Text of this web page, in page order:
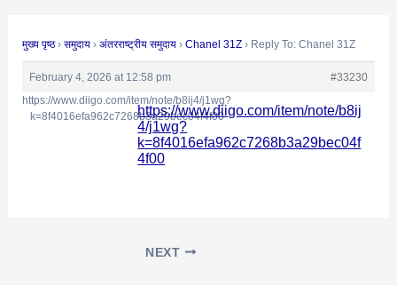
मुख्य पृष्ठ › समुदाय › अंतरराष्ट्रीय समुदाय › Chanel 31Z › Reply To: Chanel 31Z
February 4, 2026 at 12:58 pm
#33230
https://www.diigo.com/item/note/b8ij4/j1wg?
k=8f4016efa962c7268b3a29bec04f4f00https://www.diigo.com/item/note/b8ij
4/j1wg?
k=8f4016efa962c7268b3a29bec04f
4f00
NEXT